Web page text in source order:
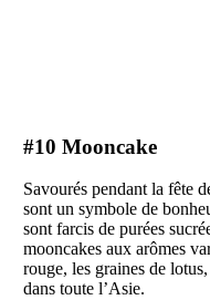
#10 Mooncake
Savourés pendant la fête
sont un symbole de
sont farcis de purées
mooncakes aux arômes
rouge, les graines de
dans toute l’Asie.